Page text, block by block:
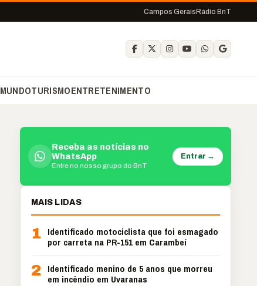
Campos Gerais Rádio BnT
MUNDOTURISMOENTRETENIMENTO
Receba as notícias no
WhatsApp
Entre no nosso grupo do BnT
Entrar →
MAIS LIDAS
1
Identificado motociclista que foi esmagado
por carreta na PR-151 em Carambeí
2
Identificado menino de 5 anos que morreu
em incêndio em Uvaranas